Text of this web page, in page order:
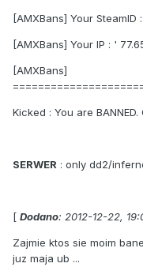
[AMXBans] Your SteamID
[AMXBans] Your IP : '
[AMXBans]
Kicked : You are
SERWER : only dd2/
[ Dodano: 2012-12-22,
Zajmie ktos sie moim
juz maja ub ...